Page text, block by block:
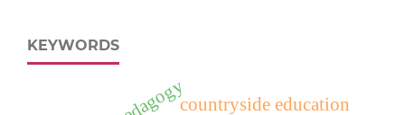
KEYWORDS
countryside education